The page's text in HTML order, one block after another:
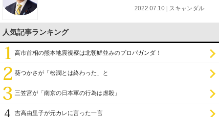
2022.07.10 | スキャンダル
人気記事ランキング
高市首相の熊本地震視察は北朝鮮並みのプロパガンダ！
葵つかさが「松潤とは終わった」と
三笠宮が「南京の日本軍の行為は虐殺」
吉高由里子が元カレに言った一言